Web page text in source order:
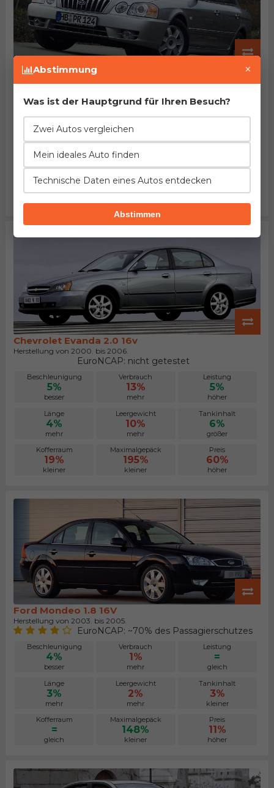
KIA Magentis 2.0
Beschleunigung
3%
schlechter
Verbrauch
10%
mehr
Leistung
8%
Länge
3%
Leergewicht
7%
Tankinhalt
Kofferraum
30%
Maximalgepäck
221%
Preis
47%
Chevrolet Evanda 2.0 16v
Herstellung von 2000. bis 2006.
EuroNCAP: nicht getestet
Beschleunigung
5%
besser
Verbrauch
13%
mehr
Leistung
5%
höher
Länge
4%
mehr
Leergewicht
10%
mehr
Tankinhalt
6%
größer
Kofferraum
19%
kleiner
Maximalgepäck
195%
kleiner
Preis
60%
höher
Ford Mondeo 1.8 16V
Herstellung von 2003. bis 2005.
EuroNCAP: ~70% des Passagierschutzes
Beschleunigung
4%
besser
Verbrauch
1%
mehr
Leistung
=
gleich
Länge
3%
mehr
Leergewicht
2%
mehr
Tankinhalt
3%
kleiner
Kofferraum
=
gleich
Maximalgepäck
148%
kleiner
Preis
11%
höher
Abstimmung ×
Was ist der Hauptgrund für Ihren Besuch?
Zwei Autos vergleichen
Mein ideales Auto finden
Technische Daten eines Autos entdecken
Abstimmen